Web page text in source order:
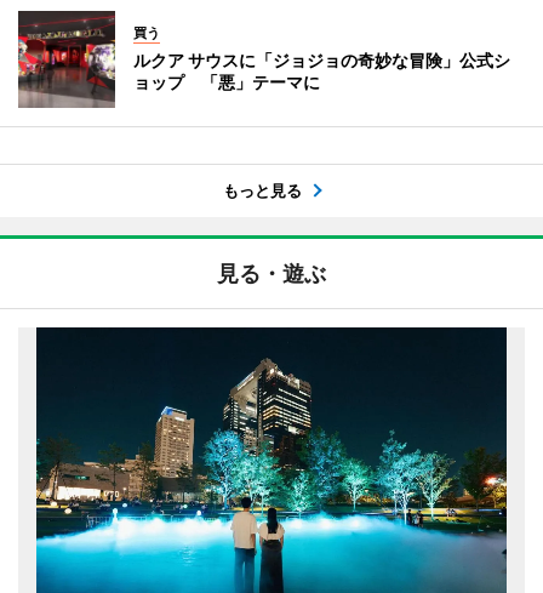
買う
ルクア サウスに「ジョジョの奇妙な冒険」公式シ
ョップ 「悪」テーマに
もっと見る
見る・遊ぶ